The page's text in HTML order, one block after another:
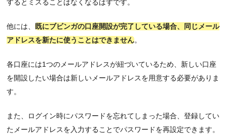
するとミスることはなくなるはずです。
他には、 既にブビンガの口座開設が完了している場合、同じメール
アドレスを新たに使うことはできません。
各口座には1つのメールアドレスが紐づいているため、新しい口座
を開設したい場合は新しいメールアドレスを用意する必要がありま
す。
また、ログイン時にパスワードを忘れてしまった場合、登録してい
たメールアドレスを入力することでパスワードを再設定できます。